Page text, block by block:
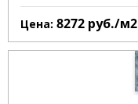
Цена: 8272 руб./м2